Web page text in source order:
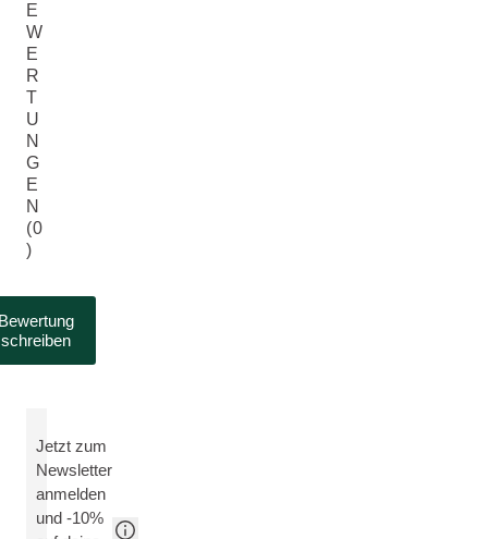
E
W
E
R
T
U
N
G
E
N
(0
)
schreiben
Jetzt zum
Newsletter
anmelden
und -10%